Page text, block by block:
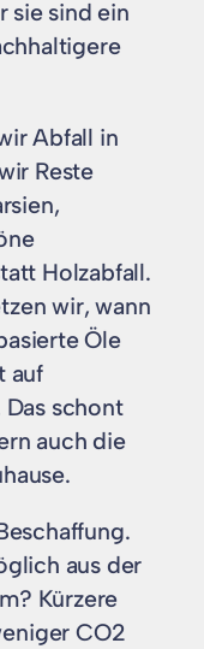
sie sind ein
Abfall in
Reste
Holzabfall.
wir, wann
Öle
auf
schont
auch die
aus der
Kürzere
CO2